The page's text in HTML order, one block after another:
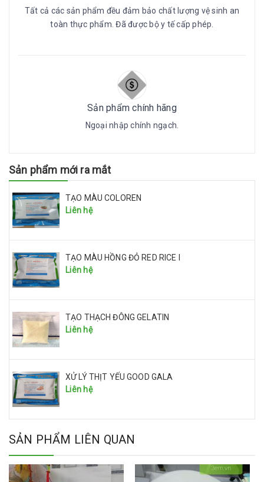
Tất cả các sản phẩm đều đảm bảo chất lượng vệ sinh an
toàn thực phẩm. Đã được bộ y tế cấp phép.
Sản phẩm chính hãng
Ngoại nhập chính ngạch.
Sản phẩm mới ra mắt
TẠO MÀU COLOREN
Liên hệ
TẠO MÀU HỒNG ĐỎ RED RICE I
Liên hệ
TẠO THẠCH ĐÔNG GELATIN
Liên hệ
XỬ LÝ THỊT YẾU GOOD GALA
Liên hệ
SẢN PHẨM LIÊN QUAN